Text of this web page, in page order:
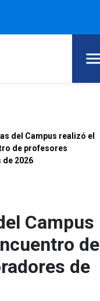
del Campus realizó el
de profesores
2026
Campus
de
de